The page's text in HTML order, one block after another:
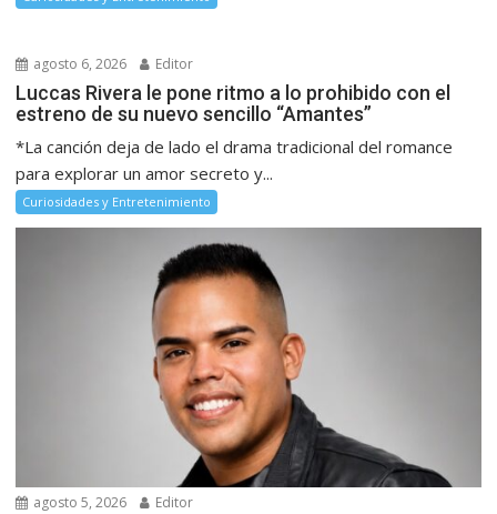
agosto 6, 2026 Editor
Luccas Rivera le pone ritmo a lo prohibido con el
estreno de su nuevo sencillo “Amantes”
*La canción deja de lado el drama tradicional del romance
para explorar un amor secreto y...
Curiosidades y Entretenimiento
agosto 5, 2026 Editor